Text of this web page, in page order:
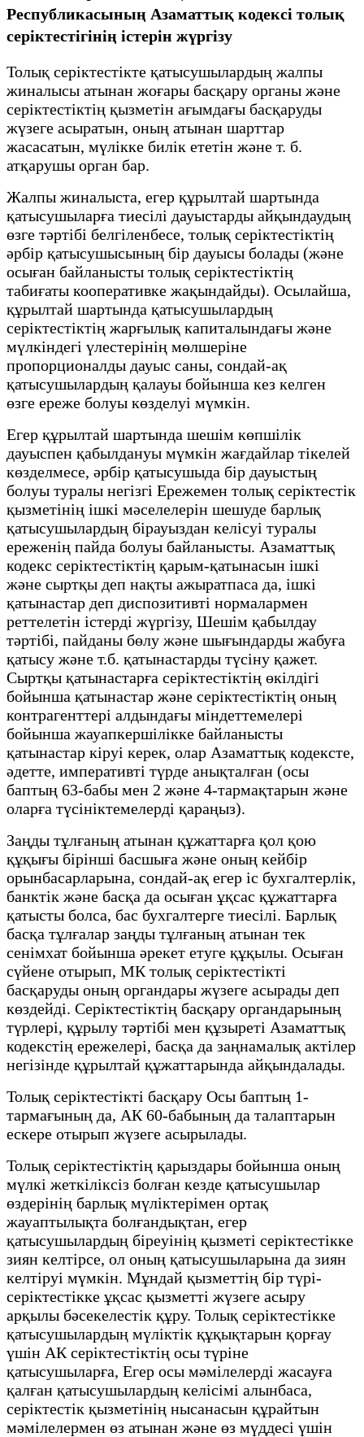
Республикасының Азаматтық кодексі толық
серіктестігінің істерін жүргізу
Толық серіктестікте қатысушылардың жалпы
жиналысы атынан жоғары басқару органы және
серіктестіктің қызметін ағымдағы басқаруды
жүзеге асыратын, оның атынан шарттар
жасасатын, мүлікке билік ететін және т. б.
атқарушы орган бар.
Жалпы жиналыста, егер құрылтай шартында
қатысушыларға тиесілі дауыстарды айқындаудың
өзге тәртібі белгіленбесе, толық серіктестіктің
әрбір қатысушысының бір дауысы болады (және
осыған байланысты толық серіктестіктің
табиғаты кооперативке жақындайды). Осылайша,
құрылтай шартында қатысушылардың
серіктестіктің жарғылық капиталындағы және
мүлкіндегі үлестерінің мөлшеріне
пропорционалды дауыс саны, сондай-ақ
қатысушылардың қалауы бойынша кез келген
өзге ереже болуы көзделуі мүмкін.
Егер құрылтай шартында шешім көпшілік
дауыспен қабылдануы мүмкін жағдайлар тікелей
көзделмесе, әрбір қатысушыда бір дауыстың
болуы туралы негізгі Ережемен толық серіктестік
қызметінің ішкі мәселелерін шешуде барлық
қатысушылардың бірауыздан келісуі туралы
ереженің пайда болуы байланысты. Азаматтық
кодекс серіктестіктің қарым-қатынасын ішкі
және сыртқы деп нақты ажыратпаса да, ішкі
қатынастар деп диспозитивті нормалармен
реттелетін істерді жүргізу, Шешім қабылдау
тәртібі, пайданы бөлу және шығындарды жабуға
қатысу және т.б. қатынастарды түсіну қажет.
Сыртқы қатынастарға серіктестіктің өкілдігі
бойынша қатынастар және серіктестіктің оның
контрагенттері алдындағы міндеттемелері
бойынша жауапкершілікке байланысты
қатынастар кіруі керек, олар Азаматтық кодексте,
әдетте, императивті түрде анықталған (осы
баптың 63-бабы мен 2 және 4-тармақтарын және
оларға түсініктемелерді қараңыз).
Заңды тұлғаның атынан құжаттарға қол қою
құқығы бірінші басшыға және оның кейбір
орынбасарларына, сондай-ақ егер іс бухгалтерлік,
банктік және басқа да осыған ұқсас құжаттарға
қатысты болса, бас бухгалтерге тиесілі. Барлық
басқа тұлғалар заңды тұлғаның атынан тек
сенімхат бойынша әрекет етуге құқылы. Осыған
сүйене отырып, МК толық серіктестікті
басқаруды оның органдары жүзеге асырады деп
көздейді. Серіктестіктің басқару органдарының
түрлері, құрылу тәртібі мен құзыреті Азаматтық
кодекстің ережелері, басқа да заңнамалық актілер
негізінде құрылтай құжаттарында айқындалады.
Толық серіктестікті басқару Осы баптың 1-
тармағының да, АК 60-бабының да талаптарын
ескере отырып жүзеге асырылады.
Толық серіктестіктің қарыздары бойынша оның
мүлкі жеткіліксіз болған кезде қатысушылар
өздерінің барлық мүліктерімен ортақ
жауаптылықта болғандықтан, егер
қатысушылардың біреуінің қызметі серіктестікке
зиян келтірсе, ол оның қатысушыларына да зиян
келтіруі мүмкін. Мұндай қызметтің бір түрі-
серіктестікке ұқсас қызметті жүзеге асыру
арқылы бәсекелестік құру. Толық серіктестікке
қатысушылардың мүліктік құқықтарын қорғау
үшін АК серіктестіктің осы түріне
қатысушыларға, Егер осы мәмілелерді жасауға
қалған қатысушылардың келісімі алынбаса,
серіктестік қызметінің нысанасын құрайтын
мәмілелермен өз атынан және өз мүддесі үшін